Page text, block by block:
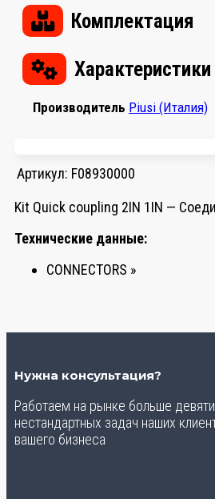
Комплектация
Характеристики
Производитель Piusi (Италия)
Артикул: F08930000
Kit Quick coupling 2IN 1IN —
Технические данные:
CONNECTORS »
Нужна консультация?
Работаем на рынке больше
нестандартных задач наших
вашего бизнеса